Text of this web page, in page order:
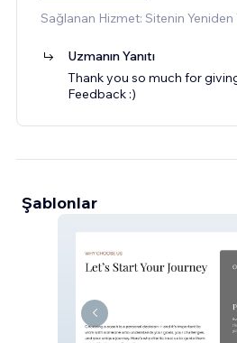
Sağlanan Hizmet: Sitenin Yeniden
Uzmanın Yanıtı
Thank you so much for
Feedback :)
Şablonlar